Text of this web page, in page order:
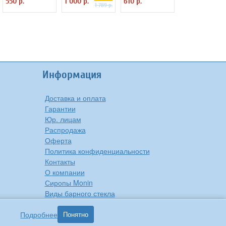
Подробнее Понятно
яблок Brabantia
400209
1 789 р.
Информация
Доставка и оплата
Гарантии
Юр. лицам
Распродажа
Оферта
Политика конфиденциальности
Контакты
О компании
Сиропы Monin
Виды барного стекла
Рецепты вкусной еды